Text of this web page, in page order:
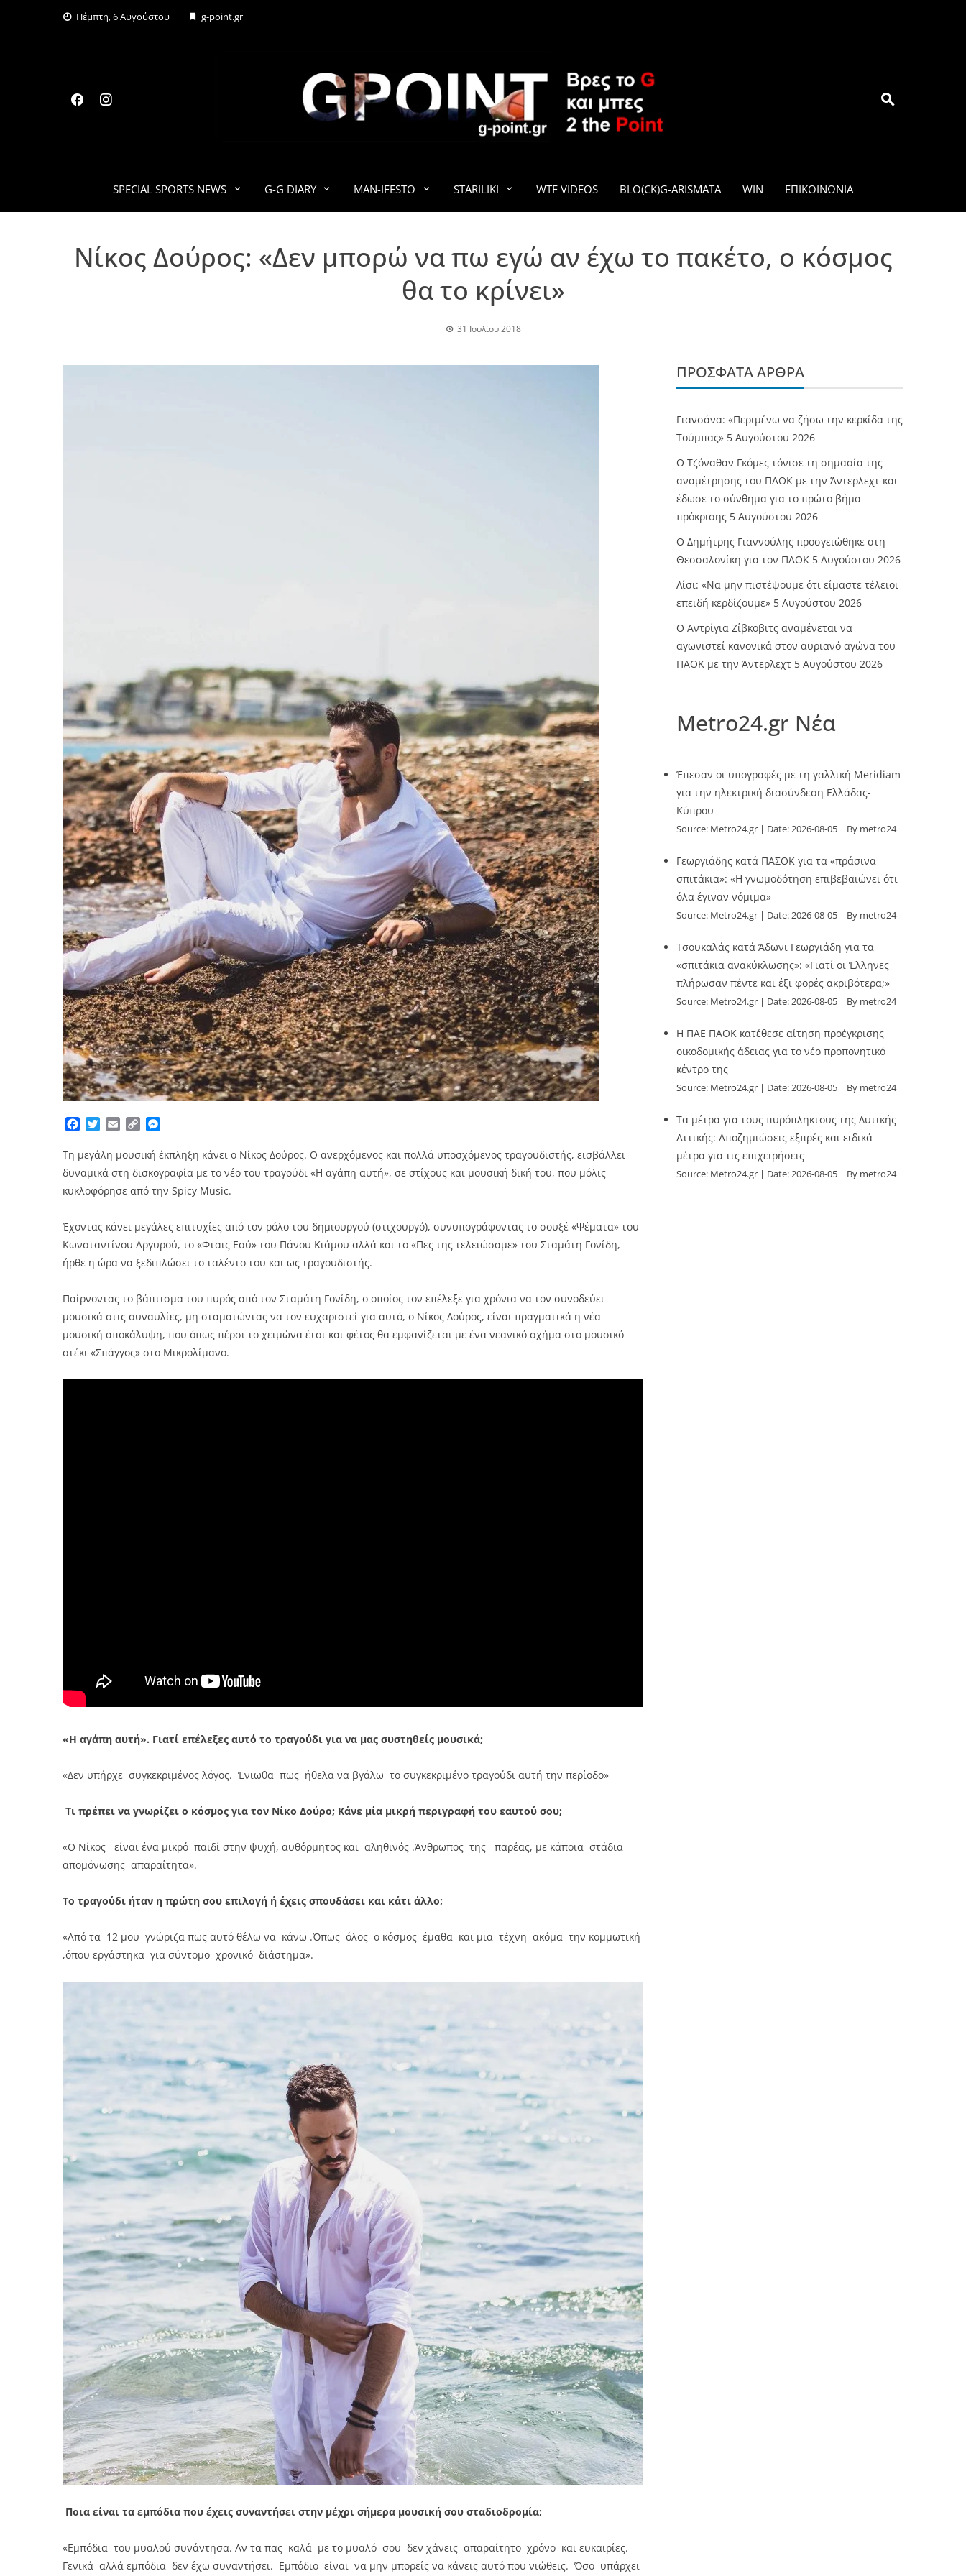
Πέμπτη, 6 Αυγούστου g-point.gr
G-POINT.GR
SPECIAL SPORTS NEWS G-G DIARY MAN-IFESTO STARILIKI WTF VIDEOS BLO(CK)G-ARISMATA WIN ΕΠΙΚΟΙΝΩΝΊΑ
Νίκος Δούρος: «Δεν μπορώ να πω εγώ αν έχω το πακέτο, ο κόσμος
θα το κρίνει»
31 Ιουλίου 2018
Facebook
TwitterEmailCopy
Τη μεγάλη μουσική έκπληξη κάνει ο Νίκος Δούρος. Ο ανερχόμενος και πολλά υποσχόμενος τραγουδιστής, εισβάλλει
δυναμικά στη δισκογραφία με το νέο του τραγούδι «Η αγάπη αυτή», σε στίχους και μουσική δική του, που μόλις
κυκλοφόρησε από την Spicy Music.
Έχοντας κάνει μεγάλες επιτυχίες από τον ρόλο του δημιουργού (στιχουργό), συνυπογράφοντας το σουξέ «Ψέματα» του
Κωνσταντίνου Αργυρού, το «Φταις Εσύ» του Πάνου Κιάμου αλλά και το «Πες της τελειώσαμε» του Σταμάτη Γονίδη,
ήρθε η ώρα να ξεδιπλώσει το ταλέντο του και ως τραγουδιστής.
Παίρνοντας το βάπτισμα του πυρός από τον Σταμάτη Γονίδη, ο οποίος τον επέλεξε για χρόνια να τον συνοδεύει
μουσικά στις συναυλίες, μη σταματώντας να τον ευχαριστεί για αυτό, ο Νίκος Δούρος, είναι πραγματικά η νέα
μουσική αποκάλυψη, που όπως πέρσι το χειμώνα έτσι και φέτος θα εμφανίζεται με ένα νεανικό σχήμα στο μουσικό
στέκι «Σπάγγος» στο Μικρολίμανο.
«Η αγάπη αυτή». Γιατί επέλεξες αυτό το τραγούδι για να μας συστηθείς μουσικά;
«Δεν υπήρχε συγκεκριμένος λόγος. Ένιωθα πως ήθελα να βγάλω το συγκεκριμένο τραγούδι αυτή την περίοδο»
Τι πρέπει να γνωρίζει ο κόσμος για τον Νίκο Δούρο; Κάνε μία μικρή περιγραφή του εαυτού σου;
«Ο Νίκος είναι ένα μικρό παιδί στην ψυχή, αυθόρμητος και αληθινός .Άνθρωπος της παρέας, με κάποια στάδια
απομόνωσης απαραίτητα».
Το τραγούδι ήταν η πρώτη σου επιλογή ή έχεις σπουδάσει και κάτι άλλο;
«Από τα 12 μου γνώριζα πως αυτό θέλω να κάνω .Όπως όλος ο κόσμος έμαθα και μια τέχνη ακόμα την κομμωτική
,όπου εργάστηκα για σύντομο χρονικό διάστημα».
Ποια είναι τα εμπόδια που έχεις συναντήσει στην μέχρι σήμερα μουσική σου σταδιοδρομία;
«Εμπόδια του μυαλού συνάντησα. Αν τα πας καλά με το μυαλό σου δεν χάνεις απαραίτητο χρόνο και ευκαιρίες.
Γενικά αλλά εμπόδια δεν έχω συναντήσει. Εμπόδιο είναι να μην μπορείς να κάνεις αυτό που νιώθεις. Όσο υπάρχει
ΠΡΌΣΦΑΤΑ ΆΡΘΡΑ
Γιανσάνα: «Περιμένω να ζήσω την κερκίδα της
Τούμπας» 5 Αυγούστου 2026
Ο Τζόναθαν Γκόμες τόνισε τη σημασία της
αναμέτρησης του ΠΑΟΚ με την Άντερλεχτ και
έδωσε το σύνθημα για το πρώτο βήμα
πρόκρισης 5 Αυγούστου 2026
Ο Δημήτρης Γιαννούλης προσγειώθηκε στη
Θεσσαλονίκη για τον ΠΑΟΚ 5 Αυγούστου 2026
Λίσι: «Να μην πιστέψουμε ότι είμαστε τέλειοι
επειδή κερδίζουμε» 5 Αυγούστου 2026
Ο Αντρίγια Ζίβκοβιτς αναμένεται να
αγωνιστεί κανονικά στον αυριανό αγώνα του
ΠΑΟΚ με την Άντερλεχτ 5 Αυγούστου 2026
Metro24.gr Νέα
Έπεσαν οι υπογραφές με τη γαλλική Meridiam
για την ηλεκτρική διασύνδεση Ελλάδας-
Κύπρου
Source: Metro24.gr Date: 2026-08-05 By metro24
Γεωργιάδης κατά ΠΑΣΟΚ για τα «πράσινα
σπιτάκια»: «Η γνωμοδότηση επιβεβαιώνει ότι
όλα έγιναν νόμιμα»
Source: Metro24.gr Date: 2026-08-05 By metro24
Τσουκαλάς κατά Άδωνι Γεωργιάδη για τα
«σπιτάκια ανακύκλωσης»: «Γιατί οι Έλληνες
πλήρωσαν πέντε και έξι φορές ακριβότερα;»
Source: Metro24.gr Date: 2026-08-05 By metro24
Η ΠΑΕ ΠΑΟΚ κατέθεσε αίτηση προέγκρισης
οικοδομικής άδειας για το νέο προπονητικό
κέντρο της
Source: Metro24.gr Date: 2026-08-05 By metro24
Τα μέτρα για τους πυρόπληκτους της Δυτικής
Αττικής: Αποζημιώσεις εξπρές και ειδικά
μέτρα για τις επιχειρήσεις
Source: Metro24.gr Date: 2026-08-05 By metro24